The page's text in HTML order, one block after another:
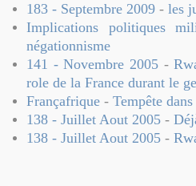
183 - Septembre 2009 - les
Implications politiques
négationnisme
141 - Novembre 2005 -
role de la France durant le
Françafrique - Tempête
138 - Juillet Aout 2005 -
138 - Juillet Aout 2005 -